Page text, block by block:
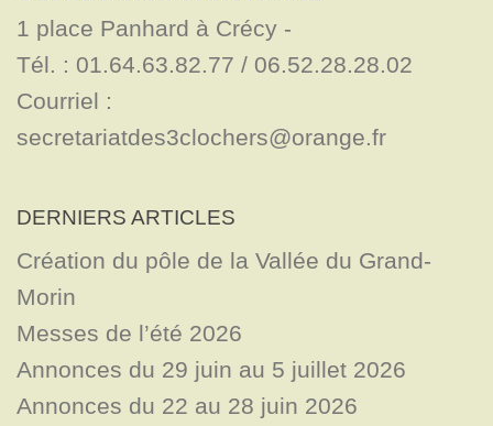
1 place Panhard à Crécy -
Tél. : 01.64.63.82.77 / 06.52.28.28.02
Courriel :
secretariatdes3clochers@orange.fr
DERNIERS ARTICLES
Création du pôle de la Vallée du Grand-
Morin
Messes de l’été 2026
Annonces du 29 juin au 5 juillet 2026
Annonces du 22 au 28 juin 2026